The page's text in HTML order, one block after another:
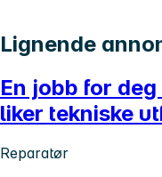
Lignende
En jobb for
liker tekniske
Reparatør